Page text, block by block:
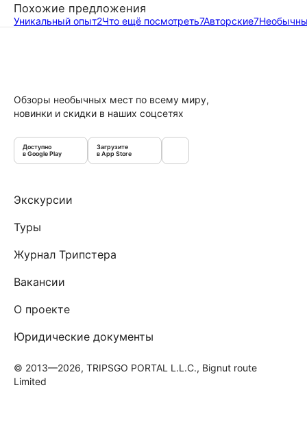
Похожие предложения
Уникальный опыт2Что ещё посмотреть7Авторские7
Обзоры необычных мест по всему миру,
новинки и скидки в наших соцсетях
Доступно
в Google Play
Загрузите
в App Store
Экскурсии
Туры
Журнал Трипстера
Вакансии
О проекте
Юридические документы
© 2013—2026, TRIPSGO PORTAL L.L.C., Bignut route
Limited